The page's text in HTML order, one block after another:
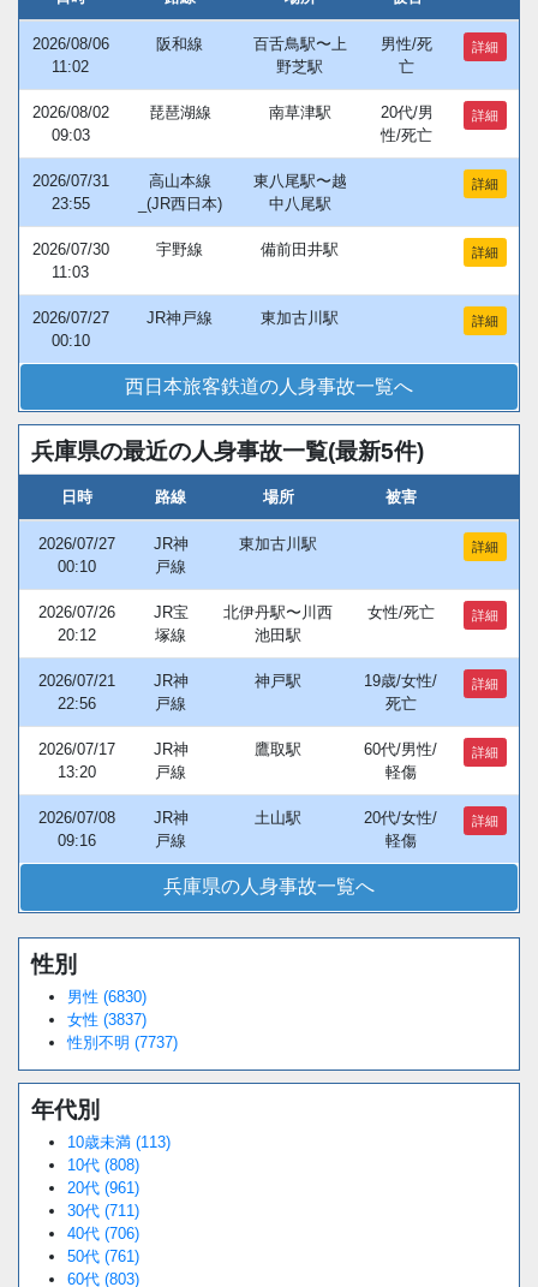
2026/08/06
11:02
阪和線
百舌鳥駅〜上
野芝駅
男性/死
亡
詳細
2026/08/02
09:03
琵琶湖線 南草津駅
20代/男
性/死亡
詳細
2026/07/31
23:55
高山本線
_(JR西日本)
東八尾駅〜越
中八尾駅
詳細
2026/07/30
11:03
宇野線 備前田井駅 詳細
2026/07/27
00:10
JR神戸線 東加古川駅 詳細
西日本旅客鉄道の人身事故一覧へ
兵庫県の最近の人身事故一覧(最新5件)
日時 路線 場所 被害
2026/07/27
00:10
JR神
戸線
東加古川駅 詳細
2026/07/26
20:12
JR宝
塚線
北伊丹駅〜川西
池田駅
女性/死亡 詳細
2026/07/21
22:56
JR神
戸線
神戸駅
19歳/女性/
死亡
詳細
2026/07/17
13:20
JR神
戸線
鷹取駅
60代/男性/
軽傷
詳細
2026/07/08
09:16
JR神
戸線
土山駅
20代/女性/
軽傷
詳細
兵庫県の人身事故一覧へ
Unmute
性別
男性 (6830)
女性 (3837)
性別不明 (7737)
年代別
10歳未満 (113)
10代 (808)
20代 (961)
30代 (711)
40代 (706)
50代 (761)
60代 (803)